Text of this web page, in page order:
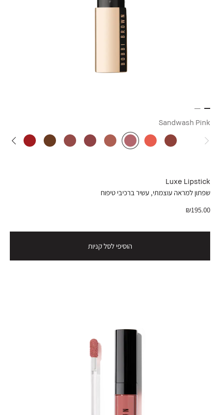
Sandwash Pink
Luxe Lipstick
שפתון למראה עוצמתי, עשיר ברכיבי טיפוח
₪195.00
הוסיפי לסל קניות